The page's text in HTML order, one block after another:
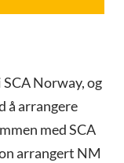
Norway, og
å arrangere
med SCA
arrangert NM